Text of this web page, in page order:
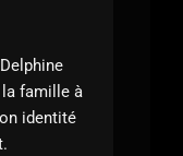
famille à
identité